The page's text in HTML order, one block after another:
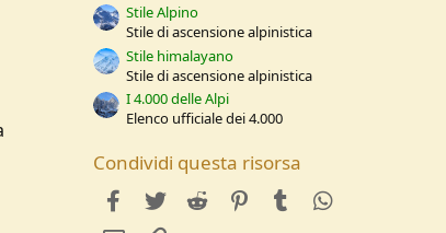
Stile Alpino
Stile di ascensione alpinistica
Stile himalayano
Stile di ascensione alpinistica
I 4.000 delle Alpi
Elenco ufficiale dei 4.000
Condividi questa risorsa
facebook
Twitter Reddit Pinterest
Tumblr